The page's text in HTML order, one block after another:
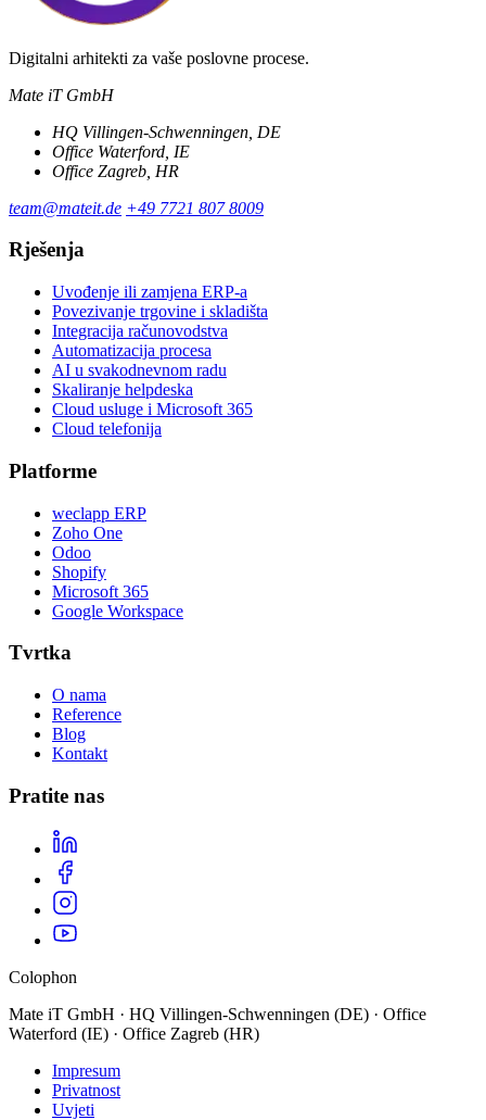
Digitalni arhitekti za vaše poslovne procese.
Mate iT GmbH
HQ Villingen-Schwenningen, DE
Office Waterford, IE
Office Zagreb, HR
team@mateit.de +49 7721 807 8009
Rješenja
Uvođenje ili zamjena ERP-a
Povezivanje trgovine i skladišta
Integracija računovodstva
Automatizacija procesa
AI u svakodnevnom radu
Skaliranje helpdeska
Cloud usluge i Microsoft 365
Cloud telefonija
Platforme
weclapp ERP
Zoho One
Odoo
Shopify
Microsoft 365
Google Workspace
Tvrtka
O nama
Reference
Blog
Kontakt
Pratite nas
Colophon
Mate iT GmbH · HQ Villingen-Schwenningen (DE) · Office
Waterford (IE) · Office Zagreb (HR)
Impresum
Privatnost
Uvjeti